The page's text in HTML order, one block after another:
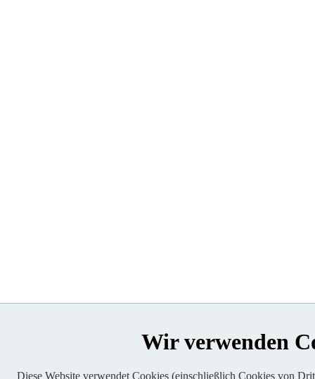
Wir verwenden
Diese Website verwendet Cookies (einschließlich Cookies von